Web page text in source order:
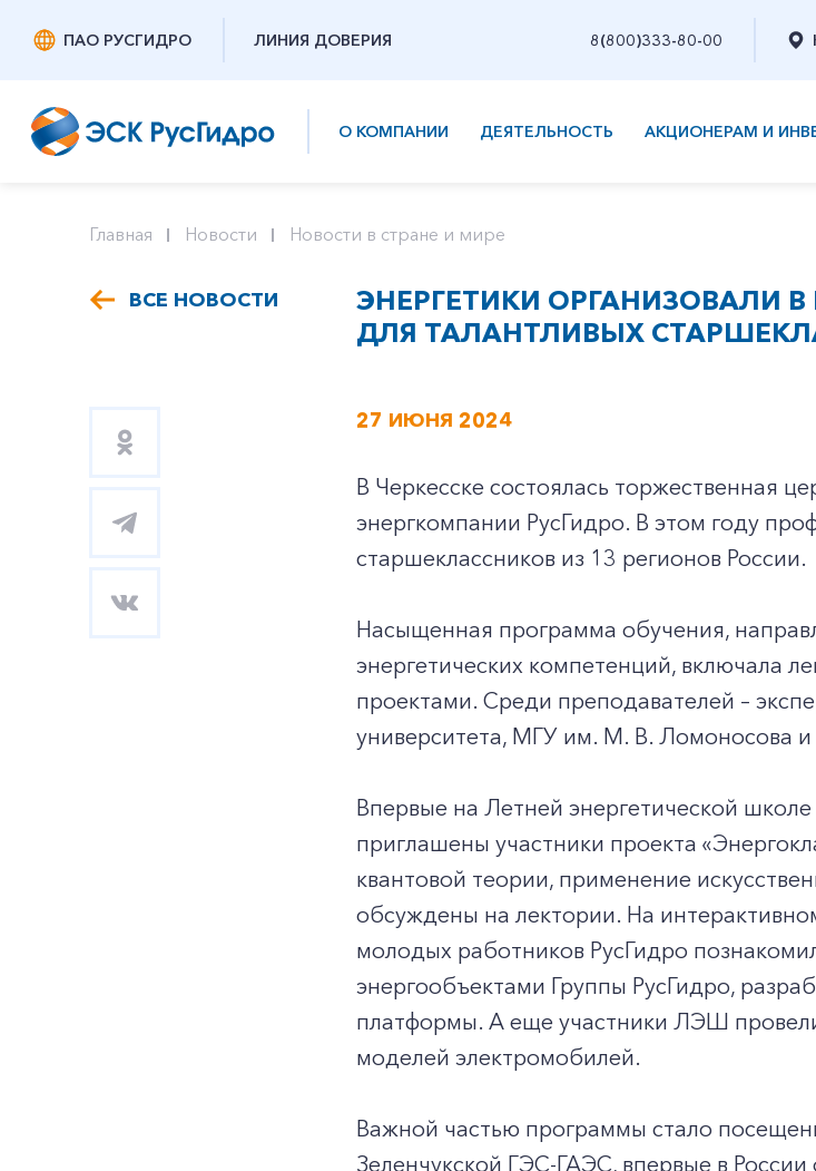
ПАО РУСГИДРО ЛИНИЯ ДОВЕРИЯ 8(800)333-80-00
О КОМПАНИИ ДЕЯТЕЛЬНОСТЬ АКЦИОНЕРАМ И
Главная Новости Новости в стране и мире
ВСЕ НОВОСТИ
ЭНЕРГЕТИКИ ОРГАНИЗОВАЛИ
ДЛЯ ТАЛАНТЛИВЫХ
27 ИЮНЯ 2024
В Черкесске состоялась торжественная
энергкомпании РусГидро. В этом году
старшеклассников из 13 регионов России.
Насыщенная программа обучения,
энергетических компетенций, включала
проектами. Среди преподавателей –
университета, МГУ им. М. В. Ломоносова и
Впервые на Летней энергетической
приглашены участники проекта
квантовой теории, применение
обсуждены на лектории. На
молодых работников РусГидро
энергообъектами Группы РусГидро,
платформы. А еще участники ЛЭШ
моделей электромобилей.
Важной частью программы стало
Зеленчукской ГЭС-ГАЭС, впервые в